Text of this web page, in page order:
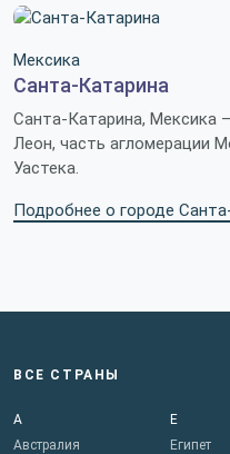
Мексика
Санта-Катарина
Санта-Катарина, Мексика
Леон, часть агломерации
Уастека.
Подробнее о городе
ВСЕ СТРАНЫ
А
Австралия
Е
Египет